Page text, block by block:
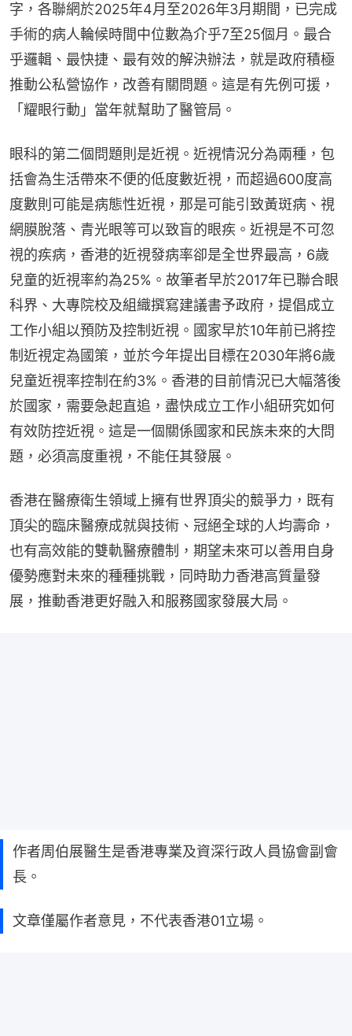
字，各聯網於2025年4月至2026年3月期間，已完成
手術的病人輪候時間中位數為介乎7至25個月。最合
乎邏輯、最快捷、最有效的解決辦法，就是政府積極
推動公私營協作，改善有關問題。這是有先例可援，
「耀眼行動」當年就幫助了醫管局。
眼科的第二個問題則是近視。近視情況分為兩種，包
括會為生活帶來不便的低度數近視，而超過600度高
度數則可能是病態性近視，那是可能引致黃斑病、視
網膜脫落、青光眼等可以致盲的眼疾。近視是不可忽
視的疾病，香港的近視發病率卻是全世界最高，6歲
兒童的近視率約為25%。故筆者早於2017年已聯合眼
科界、大專院校及組織撰寫建議書予政府，提倡成立
工作小組以預防及控制近視。國家早於10年前已將控
制近視定為國策，並於今年提出目標在2030年將6歲
兒童近視率控制在約3%。香港的目前情況已大幅落後
於國家，需要急起直追，盡快成立工作小組研究如何
有效防控近視。這是一個關係國家和民族未來的大問
題，必須高度重視，不能任其發展。
香港在醫療衛生領域上擁有世界頂尖的競爭力，既有
頂尖的臨床醫療成就與技術、冠絕全球的人均壽命，
也有高效能的雙軌醫療體制，期望未來可以善用自身
優勢應對未來的種種挑戰，同時助力香港高質量發
展，推動香港更好融入和服務國家發展大局。
作者周伯展醫生是香港專業及資深行政人員協會副會
長。
文章僅屬作者意見，不代表香港01立場。